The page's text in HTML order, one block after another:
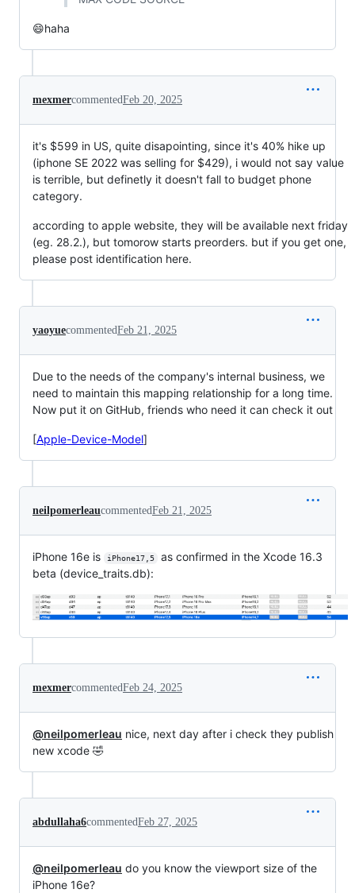
😄haha
mexmercommentedFeb 20, 2025
it's $599 in US, quite disapointing, since it's 40% hike up
(iphone SE 2022 was selling for $429), i would not say value
is terrible, but definetly it doesn't fall to budget phone
category.
according to apple website, they will be available next friday
(eg. 28.2.), but tomorow starts preorders. but if you get one,
please post identification here.
yaoyuecommentedFeb 21, 2025
Due to the needs of the company's internal business, we
need to maintain this mapping relationship for a long time.
Now put it on GitHub, friends who need it can check it out
[Apple-Device-Model]
neilpomerleaucommentedFeb 21, 2025
iPhone 16e is iPhone17,5
as confirmed in the Xcode 16.3
beta (device_traits.db):
mexmercommentedFeb 24, 2025
@neilpomerleau nice, next day after i check they publish
new xcode 🤣
abdullaha6commentedFeb 27, 2025
@neilpomerleau do you know the viewport size of the
iPhone 16e?